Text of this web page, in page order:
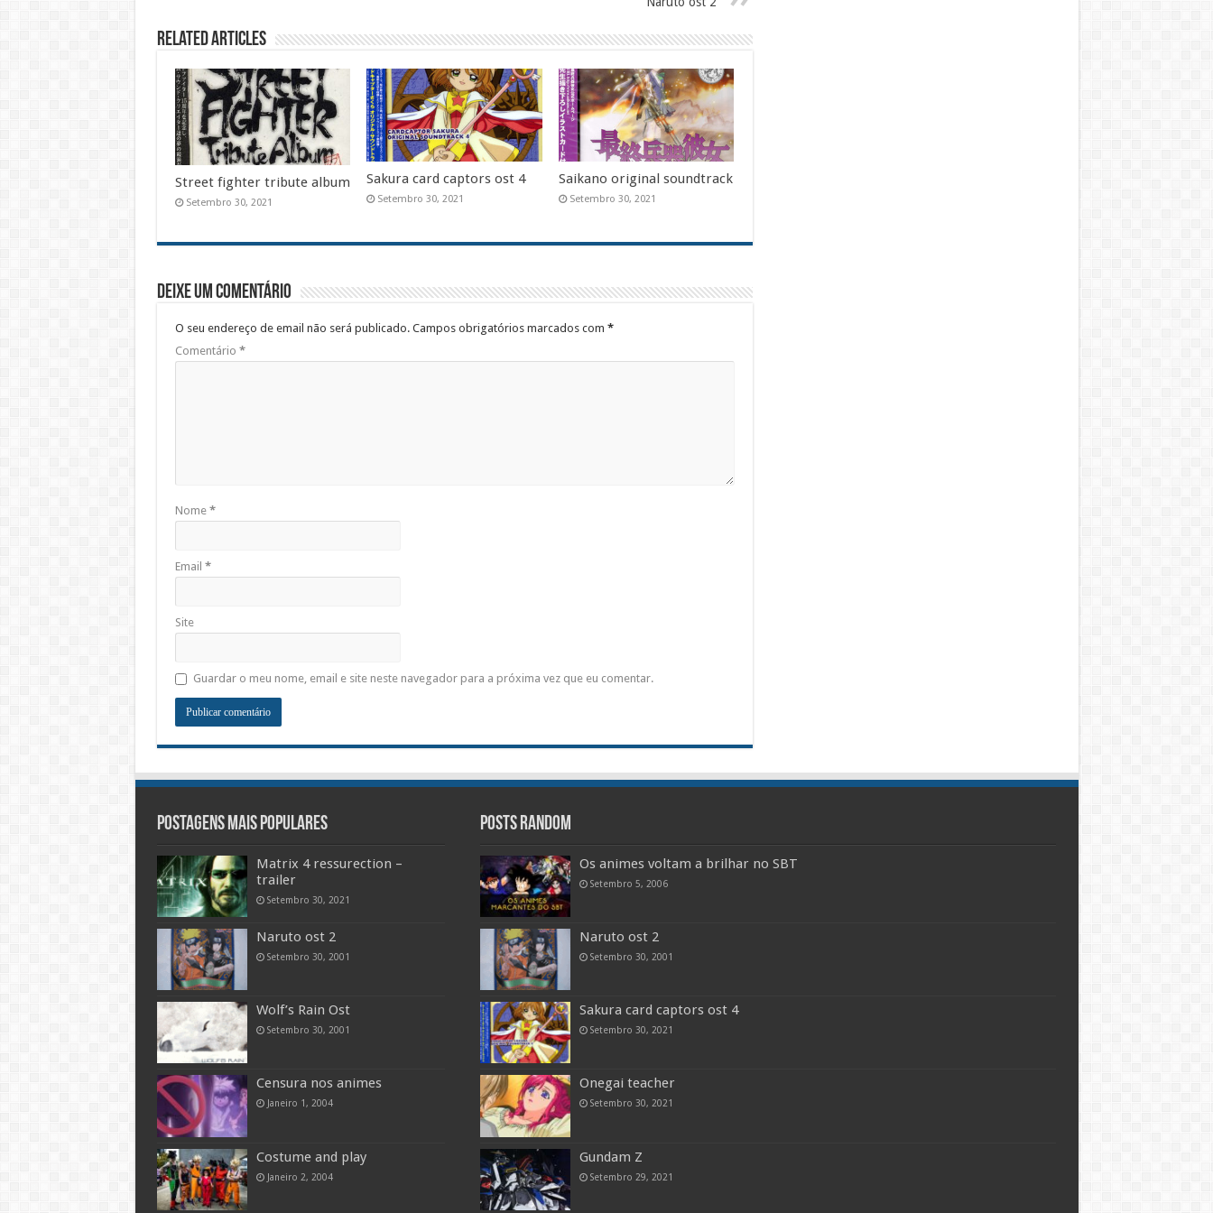
Related Articles
Street fighter tribute album
Setembro 30, 2021
Sakura card captors ost 4
Setembro 30, 2021
Saikano original soundtrack
Setembro 30, 2021
Deixe um comentário
O seu endereço de email não será publicado. Campos obrigatórios marcados com *
Comentário *
Nome *
Email *
Site
Guardar o meu nome, email e site neste navegador para a próxima vez que eu comentar.
Postagens mais populares
Matrix 4 ressurection –
trailer
Setembro 30, 2021
Naruto ost 2
Setembro 30, 2001
Wolf’s Rain Ost
Setembro 30, 2001
Censura nos animes
Janeiro 1, 2004
Costume and play
Janeiro 2, 2004
Posts random
Os animes voltam a brilhar no SBT
Setembro 5, 2006
Naruto ost 2
Setembro 30, 2001
Sakura card captors ost 4
Setembro 30, 2021
Onegai teacher
Setembro 30, 2021
Gundam Z
Setembro 29, 2021